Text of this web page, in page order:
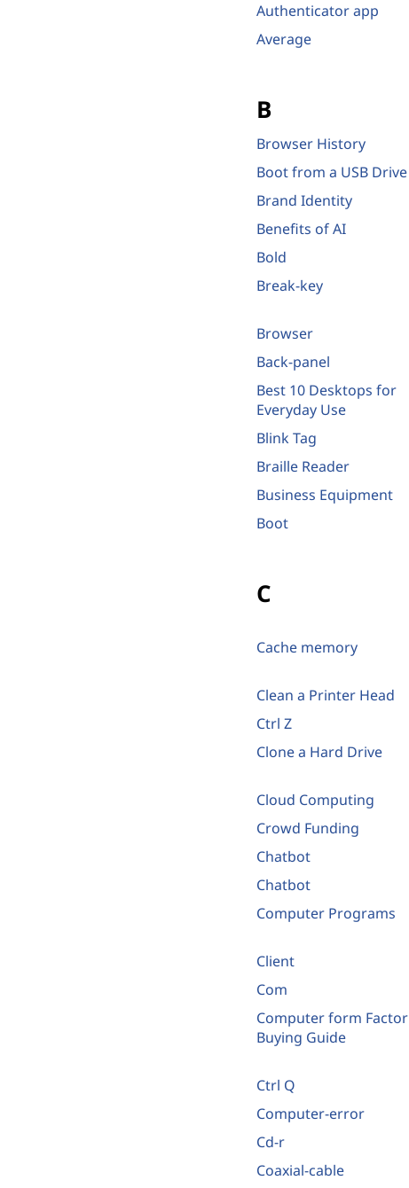
Authenticator app
Average
B
Browser History
Boot from a USB Drive
Brand Identity
Benefits of AI
Bold
Break-key
Browser
Back-panel
Best 10 Desktops for
Everyday Use
Blink Tag
Braille Reader
Business Equipment
Boot
C
Cache memory
Clean a Printer Head
Ctrl Z
Clone a Hard Drive
Cloud Computing
Crowd Funding
Chatbot
Chatbot
Computer Programs
Client
Com
Computer form Factor
Buying Guide
Ctrl Q
Computer-error
Cd-r
Coaxial-cable